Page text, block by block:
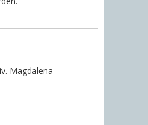
Magdalena